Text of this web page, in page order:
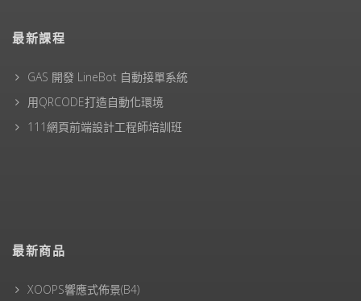
最新課程
GAS 開發 LineBot 自動接單系統
用QRCODE打造自動化環境
111網頁前端設計工程師培訓班
最新商品
XOOPS響應式佈景(B4)